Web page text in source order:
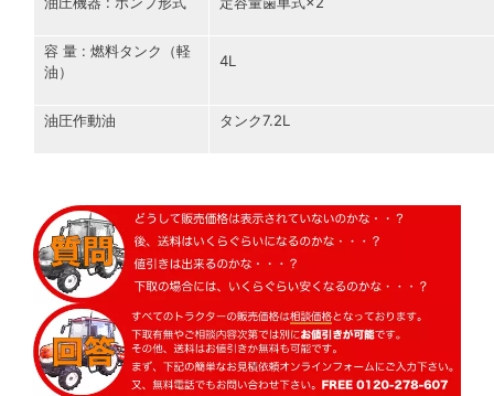
容 量 : 燃料タンク（軽
油）
4L
油圧作動油 タンク7.2L